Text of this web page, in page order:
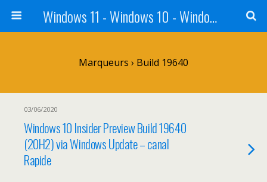
Windows 11 - Windows 10 - Windows 8 - Windows 7 - VISTA
Marqueurs › Build 19640
03/06/2020
Windows 10 Insider Preview Build 19640
(20H2) via Windows Update – canal
Rapide